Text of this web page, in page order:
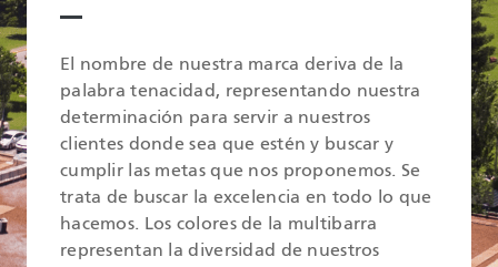
El nombre de nuestra marca deriva de la
palabra tenacidad, representando nuestra
determinación para servir a nuestros
clientes donde sea que estén y buscar y
cumplir las metas que nos proponemos. Se
trata de buscar la excelencia en todo lo que
hacemos. Los colores de la multibarra
representan la diversidad de nuestros